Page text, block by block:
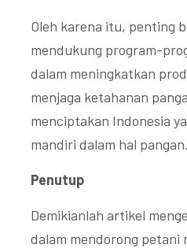
Oleh karena itu, penting
mendukung program-
dalam meningkatkan
menjaga ketahanan
menciptakan Indonesia
mandiri dalam hal pangan.
Penutup
Demikianlah artikel
dalam mendorong petani